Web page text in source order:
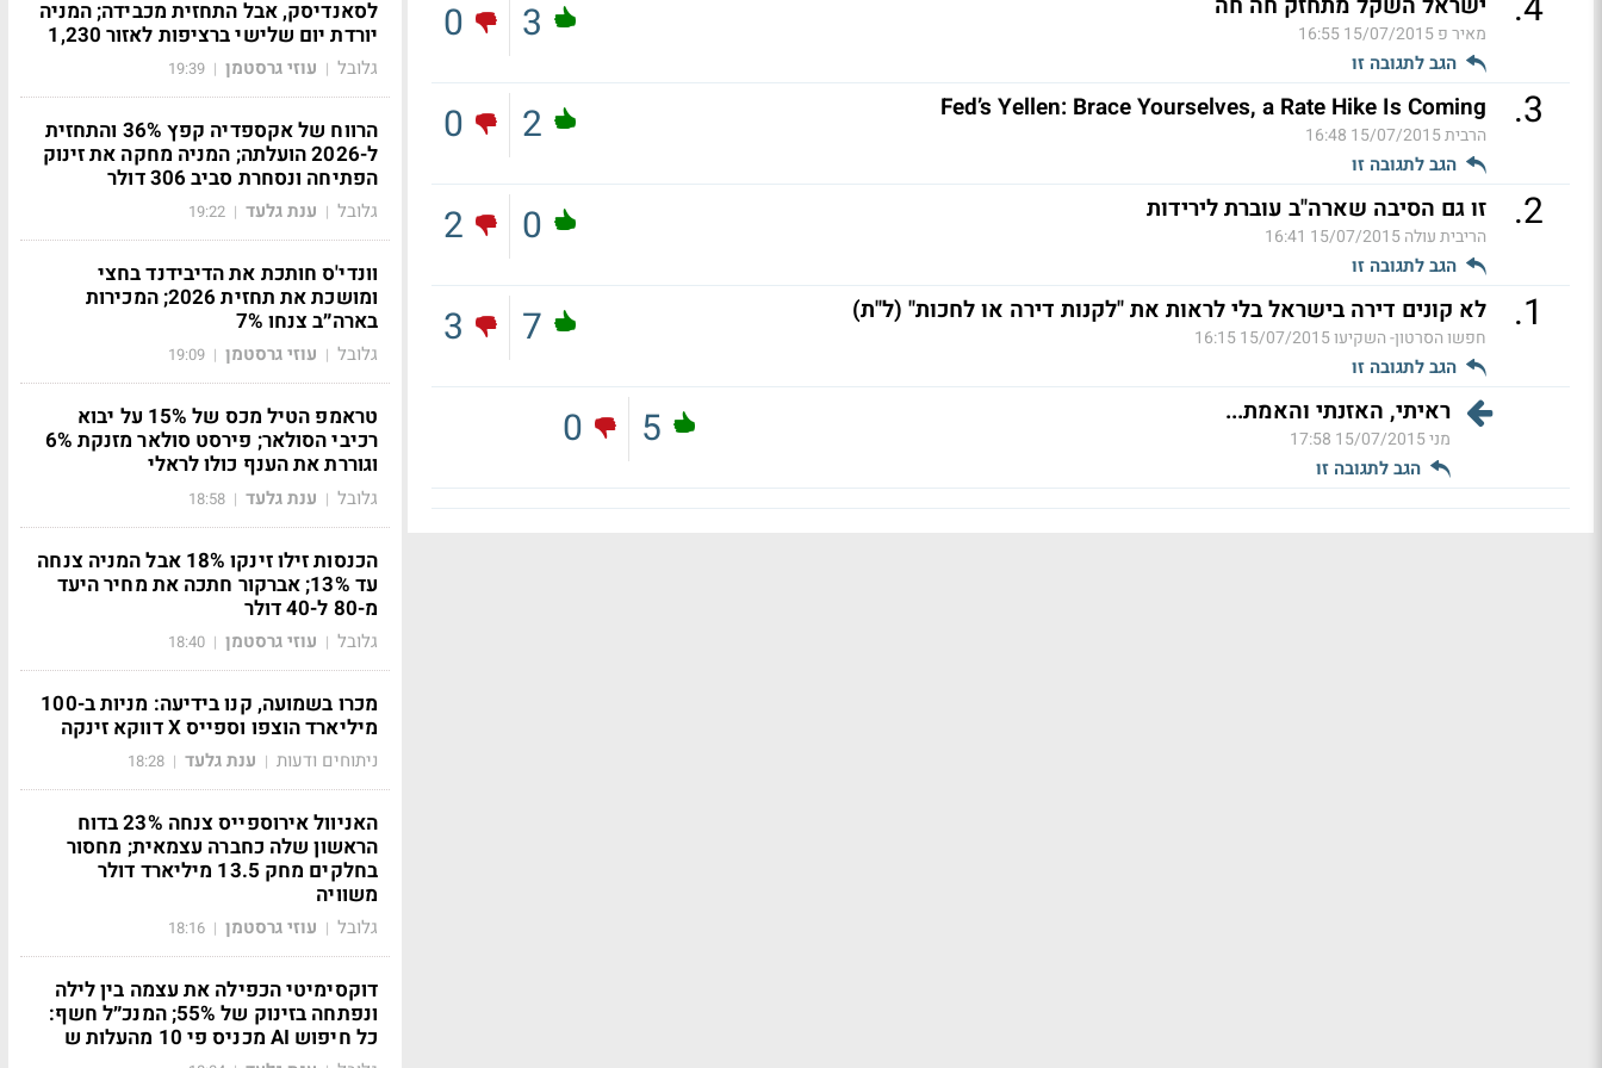
מאיר פ15/07/2015 16:55
הגב לתגובה זו
3
0
3
.
Fed’s Yellen: Brace Yourselves, a Rate Hike Is Coming
הרבית15/07/2015 16:48
הגב לתגובה זו
2
0
2
. זו גם הסיבה שארה"ב עוברת לירידות
הריבית עולה15/07/2015 16:41
הגב לתגובה זו
0
2
1
. לא קונים דירה בישראל בלי לראות את "לקנות דירה או לחכות" (ל"ת)
חפשו הסרטון- השקיעו15/07/2015 16:15
הגב לתגובה זו
7
3
ראיתי, האזנתי והאמת...
מני15/07/2015 17:58
הגב לתגובה זו
5
0
לסאנדיסק, אבל התחזית מכבידה; המניה
יורדת יום שלישי ברציפות לאזור 1,230
גלובל | עוזי גרסטמן |
19:39
הרווח של אקספדיה קפץ 36% והתחזית
ל-2026 הועלתה; המניה מחקה את זינוק
הפתיחה ונסחרת סביב 306 דולר
גלובל | ענת גלעד |
19:22
וונדי'ס חותכת את הדיבידנד בחצי
ומושכת את תחזית 2026; המכירות
בארה״ב צנחו 7%
גלובל | עוזי גרסטמן |
19:09
טראמפ הטיל מכס של 15% על יבוא
רכיבי הסולאר; פירסט סולאר מזנקת 6%
וגוררת את הענף כולו לראלי
גלובל | ענת גלעד |
18:58
הכנסות זילו זינקו 18% אבל המניה צנחה
עד 13%; אברקור חתכה את מחיר היעד
מ-80 ל-40 דולר
גלובל | עוזי גרסטמן |
18:40
מכרו בשמועה, קנו בידיעה: מניות ב-100
מיליארד הוצפו וספייס X דווקא זינקה
ניתוחים ודעות | ענת גלעד |
18:28
האניוול אירוספייס צנחה 23% בדוח
הראשון שלה כחברה עצמאית; מחסור
בחלקים מחק 13.5 מיליארד דולר
משוויה
גלובל | עוזי גרסטמן |
18:16
דוקסימיטי הכפילה את עצמה בין לילה
ונפתחה בזינוק של 55%; המנכ״ל חשף:
כל חיפוש AI מכניס פי 10 מהעלות ש